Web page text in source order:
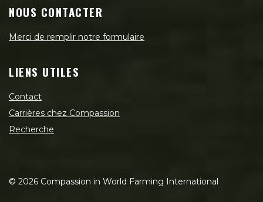
NOUS CONTACTER
Merci de remplir notre formulaire
LIENS UTILES
Contact
Carrières chez Compassion
Recherche
© 2026 Compassion in World Farming International